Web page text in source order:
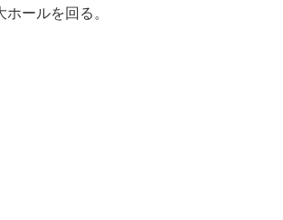
ールを回る。